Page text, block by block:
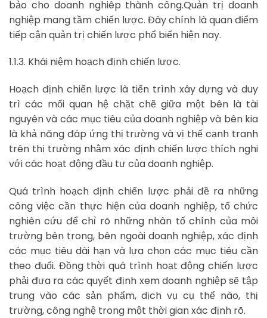
bảo cho doanh nghiêp thành công.Quản trị doanh
nghiệp mang tầm chiến lược. Đây chính là quan điểm
tiếp cận quản trị chiến lược phổ biến hiện nay.
1.1.3. Khái niệm hoạch định chiến lược.
Hoạch định chiến lược là tiến trình xây dựng và duy
trì các mối quan hệ chặt chẽ giữa một bên là tài
nguyên và các mục tiêu của doanh nghiệp và bên kia
là khả năng đáp ứng thị trường và vị thế cạnh tranh
trên thị trường nhằm xác định chiến lược thích nghi
với các hoạt động đầu tư của doanh nghiệp.
Quá trình hoạch định chiến lược phải đề ra những
công việc cần thực hiện của doanh nghiệp, tổ chức
nghiên cứu để chỉ rõ những nhân tố chính của môi
trường bên trong, bên ngoài doanh nghiệp, xác định
các mục tiêu dài hạn và lựa chọn các mục tiêu cần
theo đuổi. Đồng thời quá trình hoạt động chiến lược
phải đưa ra các quyết định xem doanh nghiệp sẽ tập
trung vào các sản phẩm, dịch vụ cụ thể nào, thị
trường, công nghệ trong một thời gian xác định rõ.